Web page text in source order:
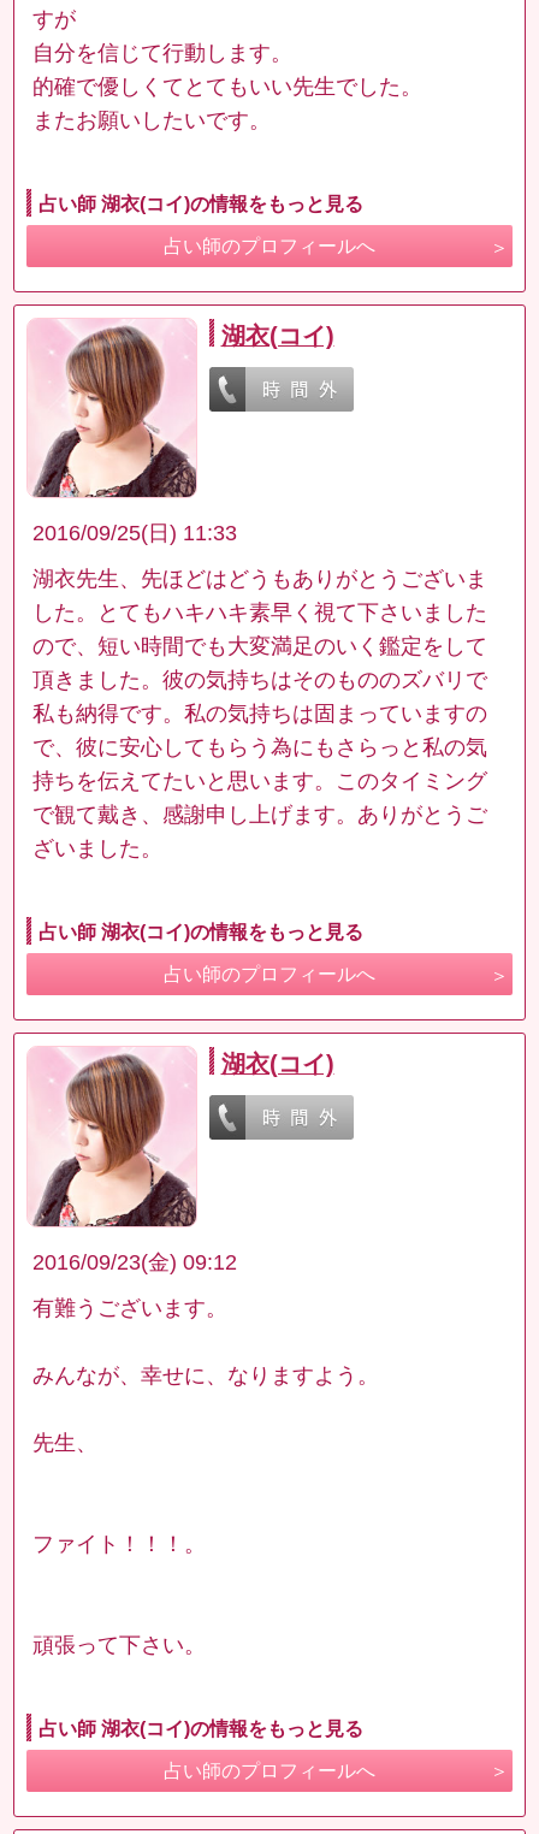
すが
自分を信じて行動します。
的確で優しくてとてもいい先生でした。
またお願いしたいです。
占い師 湖衣(コイ)の情報をもっと見る
占い師のプロフィールへ
湖衣(コイ)
2016/09/25(日) 11:33
湖衣先生、先ほどはどうもありがとうございま
した。とてもハキハキ素早く視て下さいました
ので、短い時間でも大変満足のいく鑑定をして
頂きました。彼の気持ちはそのもののズバリで
私も納得です。私の気持ちは固まっていますの
で、彼に安心してもらう為にもさらっと私の気
持ちを伝えてたいと思います。このタイミング
で観て戴き、感謝申し上げます。ありがとうご
ざいました。
占い師 湖衣(コイ)の情報をもっと見る
占い師のプロフィールへ
湖衣(コイ)
2016/09/23(金) 09:12
有難うございます。
みんなが、幸せに、なりますよう。
先生、
ファイト！！！。
頑張って下さい。
占い師 湖衣(コイ)の情報をもっと見る
占い師のプロフィールへ